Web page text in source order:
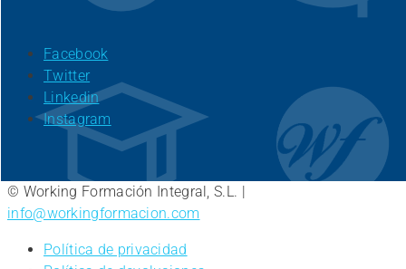
Facebook
Twitter
Linkedin
Instagram
© Working Formación Integral, S.L. |
info@workingformacion.com
Política de privacidad